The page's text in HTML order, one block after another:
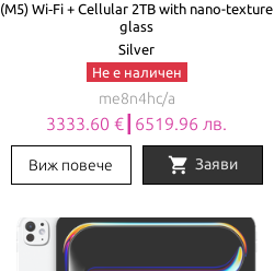
(M5) Wi‑Fi + Cellular 2TB with nano-texture
glass
Silver
Не е наличен
me8n4hc/a
3333.60 €┃6519.96 лв.
Виж повече shopping_cart Заяви